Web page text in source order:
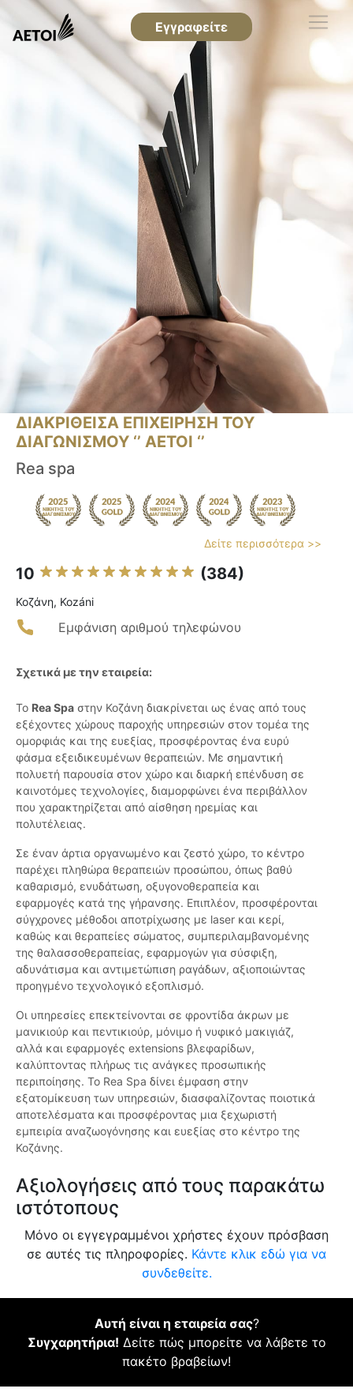
Εγγραφείτε
ΔΙΑΚΡΙΘΕΙΣΑ ΕΠΙΧΕΙΡΗΣΗ ΤΟΥ
ΔΙΑΓΩΝΙΣΜΟΥ ‘’ ΑΕΤΟΙ ‘’
Rea spa
Δείτε περισσότερα >>
10 (384)
Κοζάνη, Kozáni
Εμφάνιση αριθμού τηλεφώνου
Σχετικά με την εταιρεία:
Το Rea Spa στην Κοζάνη διακρίνεται ως ένας από τους
εξέχοντες χώρους παροχής υπηρεσιών στον τομέα της
ομορφιάς και της ευεξίας, προσφέροντας ένα ευρύ
φάσμα εξειδικευμένων θεραπειών. Με σημαντική
πολυετή παρουσία στον χώρο και διαρκή επένδυση σε
καινοτόμες τεχνολογίες, διαμορφώνει ένα περιβάλλον
που χαρακτηρίζεται από αίσθηση ηρεμίας και
πολυτέλειας.
Σε έναν άρτια οργανωμένο και ζεστό χώρο, το κέντρο
παρέχει πληθώρα θεραπειών προσώπου, όπως βαθύ
καθαρισμό, ενυδάτωση, οξυγονοθεραπεία και
εφαρμογές κατά της γήρανσης. Επιπλέον, προσφέρονται
σύγχρονες μέθοδοι αποτρίχωσης με laser και κερί,
καθώς και θεραπείες σώματος, συμπεριλαμβανομένης
της θαλασσοθεραπείας, εφαρμογών για σύσφιξη,
αδυνάτισμα και αντιμετώπιση ραγάδων, αξιοποιώντας
προηγμένο τεχνολογικό εξοπλισμό.
Οι υπηρεσίες επεκτείνονται σε φροντίδα άκρων με
μανικιούρ και πεντικιούρ, μόνιμο ή νυφικό μακιγιάζ,
αλλά και εφαρμογές extensions βλεφαρίδων,
καλύπτοντας πλήρως τις ανάγκες προσωπικής
περιποίησης. Το Rea Spa δίνει έμφαση στην
εξατομίκευση των υπηρεσιών, διασφαλίζοντας ποιοτικά
αποτελέσματα και προσφέροντας μια ξεχωριστή
εμπειρία αναζωογόνησης και ευεξίας στο κέντρο της
Κοζάνης.
Αξιολογήσεις από τους παρακάτω
ιστότοπους
Μόνο οι εγγεγραμμένοι χρήστες έχουν πρόσβαση
σε αυτές τις πληροφορίες. Κάντε κλικ εδώ για να
συνδεθείτε.
Αυτή είναι η εταιρεία σας?
Συγχαρητήρια! Δείτε πώς μπορείτε να λάβετε το
πακέτο βραβείων!